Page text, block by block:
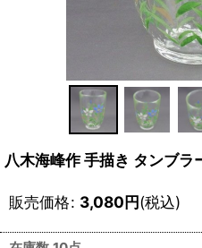
八木海峰作 手描き タンブラ
販売価格: 3,080円(税込)